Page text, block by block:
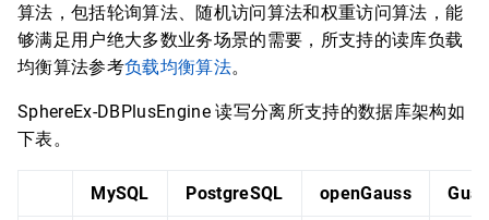
算法，包括轮询算法、随机访问算法和权重访问算法，能
够满足用户绝大多数业务场景的需要，所支持的读库负载
均衡算法参考负载均衡算法。
SphereEx-DBPlusEngine 读写分离所支持的数据库架构如
下表。
MySQL PostgreSQL openGauss